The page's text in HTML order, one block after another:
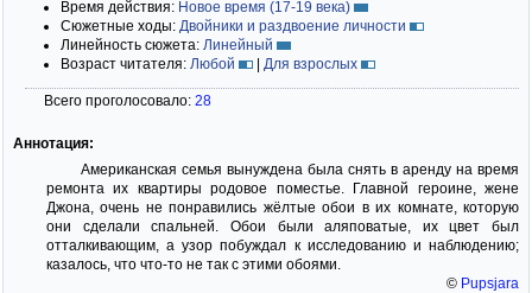
Время действия: Новое время (17-19 века)
Сюжетные ходы: Двойники и раздвоение личности
Линейность сюжета: Линейный
Возраст читателя: Любой | Для взрослых
Всего проголосовало: 28
Аннотация:
Американская семья вынуждена была снять в аренду на время
ремонта их квартиры родовое поместье. Главной героине, жене
Джона, очень не понравились жёлтые обои в их комнате, которую
они сделали спальней. Обои были аляповатые, их цвет был
отталкивающим, а узор побуждал к исследованию и наблюдению;
казалось, что что-то не так с этими обоями.
© Pupsjara